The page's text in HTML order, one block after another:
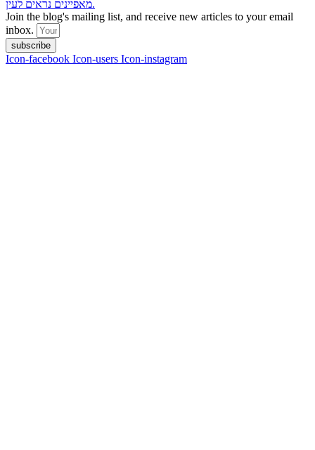
Join the blog's mailing list, and receive new articles to your email
inbox.
subscribe
Icon-facebook Icon-users Icon-instagram